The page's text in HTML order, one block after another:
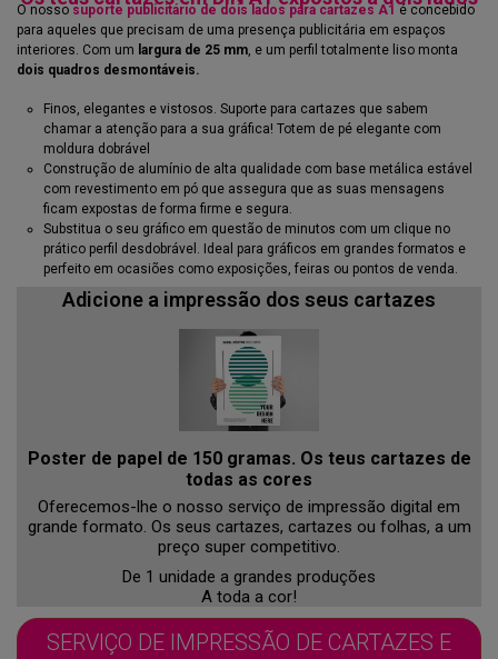
O nosso suporte publicitário de dois lados para cartazes A1 é concebido
para aqueles que precisam de uma presença publicitária em espaços
interiores. Com um largura de 25 mm, e um perfil totalmente liso monta
dois quadros desmontáveis.
Finos, elegantes e vistosos. Suporte para cartazes que sabem
chamar a atenção para a sua gráfica! Totem de pé elegante com
moldura dobrável
Construção de alumínio de alta qualidade com base metálica estável
com revestimento em pó que assegura que as suas mensagens
ficam expostas de forma firme e segura.
Substitua o seu gráfico em questão de minutos com um clique no
prático perfil desdobrável. Ideal para gráficos em grandes formatos e
perfeito em ocasiões como exposições, feiras ou pontos de venda.
Adicione a impressão dos seus cartazes
Poster de papel de 150 gramas. Os teus cartazes de
todas as cores
Oferecemos-lhe o nosso serviço de impressão digital em
grande formato. Os seus cartazes, cartazes ou folhas, a um
preço super competitivo.
De 1 unidade a grandes produções
A toda a cor!
SERVIÇO DE IMPRESSÃO DE CARTAZES E